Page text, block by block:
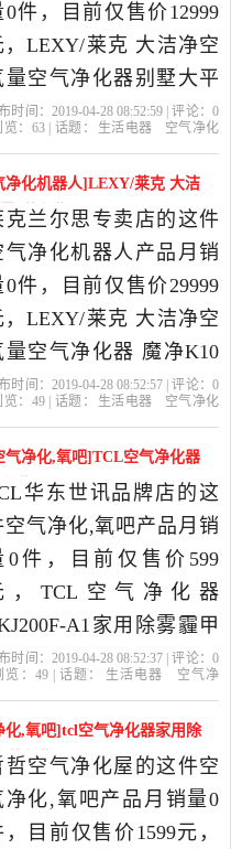
0件，目前仅售价12999
，LEXY/莱克 大洁净空
量空气净化器别墅大平
使用魔净K9除甲醛是
选生活电器当中性价比
高的空气净化机器人，
江苏 苏州发货。
时间：2019-04-28 08:52:59 | 评论： 0
览： 63| 话题： 生活电器
空气净化
净化机器人]LEXY/莱克 大洁
0件仅售29999元
克兰尔思专卖店的这件
气净化机器人产品月销
0件，目前仅售价29999
，LEXY/莱克 大洁净空
量空气净化器 魔净K10
速除霾 长效除醛是2019
活电器当中性价比很高
空气净化机器人，由江
苏州发货。
时间：2019-04-28 08:52:57 | 评论： 0
览： 49| 话题： 生活电器
空气净化
气净化,氧吧]TCL空气净化器
售599元
华东世讯品牌店的这
空气净化,氧吧产品月销
0件，目前仅售价599
，TCL空气净化器
A1家用除雾霾甲
负离子花粉卧室静音是
精选生活电器当中性价
很高的空气净化,氧吧，
江苏 南京发货。
时间：2019-04-28 08:52:37 | 评论： 0
览： 49| 话题： 生活电器
空气净
化,氧吧]tcl空气净化器家用除
件仅售1599元
哲空气净化屋的这件空
净化,氧吧产品月销量0
，目前仅售价1599元，